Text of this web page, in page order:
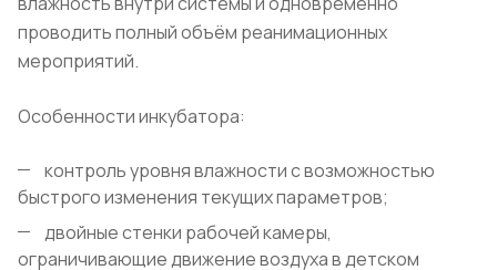
проводить полный объём реанимационных
мероприятий.
Особенности инкубатора:
контроль уровня влажности с возможностью
быстрого изменения текущих параметров;
двойные стенки рабочей камеры,
ограничивающие движение воздуха в детском